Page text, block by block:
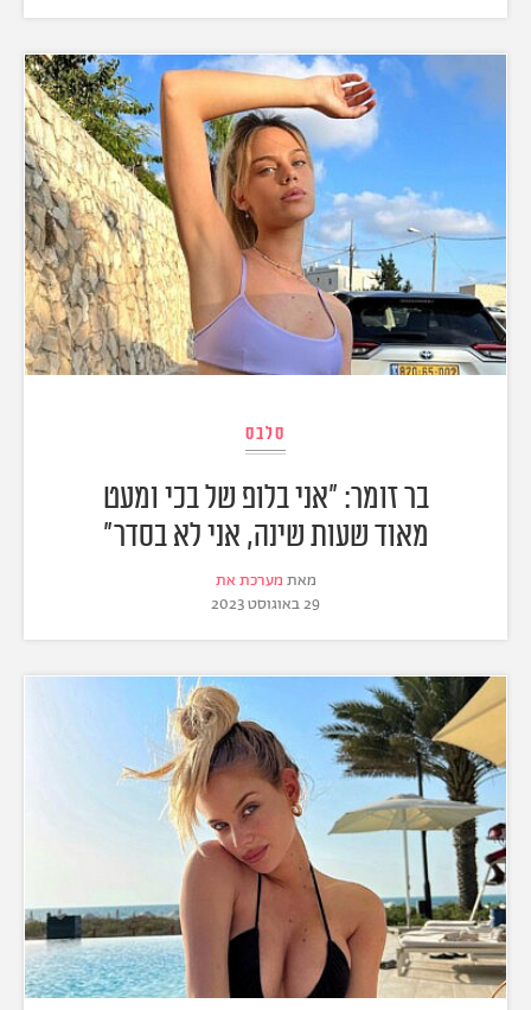
סלבס
בר זומר: "אני בלופ של בכי ומעט
מאוד שעות שינה, אני לא בסדר"
מאת מערכת את
29 באוגוסט 2023